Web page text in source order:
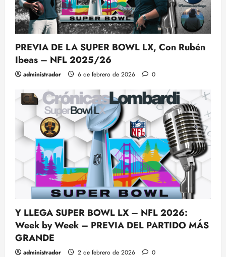
PREVIA DE LA SUPER BOWL LX, Con Rubén
Ibeas – NFL 2025/26
administrador 6 de febrero de 2026 0
Y LLEGA SUPER BOWL LX – NFL 2026:
Week by Week – PREVIA DEL PARTIDO MÁS
GRANDE
administrador 2 de febrero de 2026 0